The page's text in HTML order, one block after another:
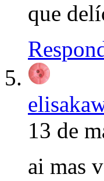
que
13 de
ai mas